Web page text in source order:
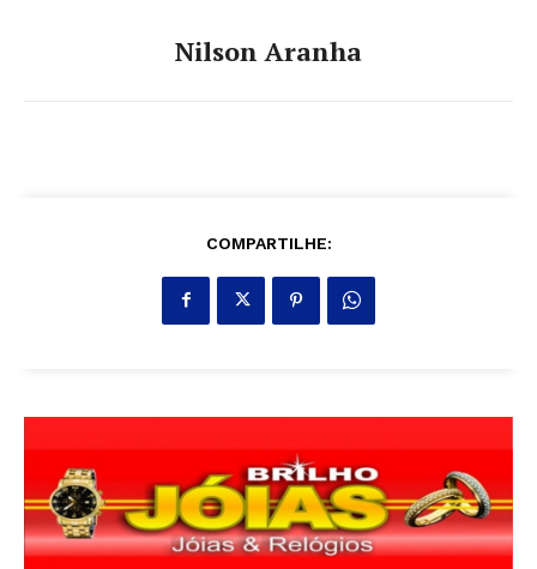
Nilson Aranha
COMPARTILHE: